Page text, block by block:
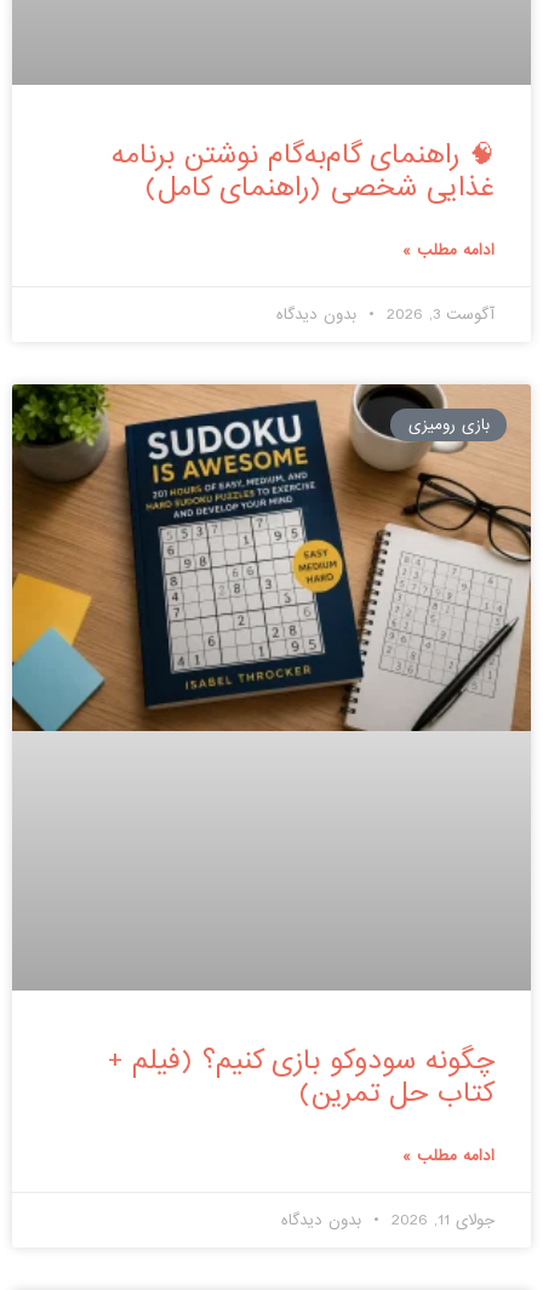
🧠 راهنمای گام‌به‌گام نوشتن برنامه
غذایی شخصی (راهنمای کامل)
ادامه مطلب »
آگوست 3, 2026 بدون دیدگاه
بازی رومیزی
چگونه سودوکو بازی کنیم؟ (فیلم +
کتاب حل تمرین)
ادامه مطلب »
جولای 11, 2026 بدون دیدگاه